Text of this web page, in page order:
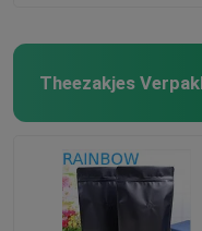
Theezakjes